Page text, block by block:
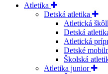
Atletika
Detská atletika
Atletická
Detská
Atletická
Detské
Školská
Atletika junior